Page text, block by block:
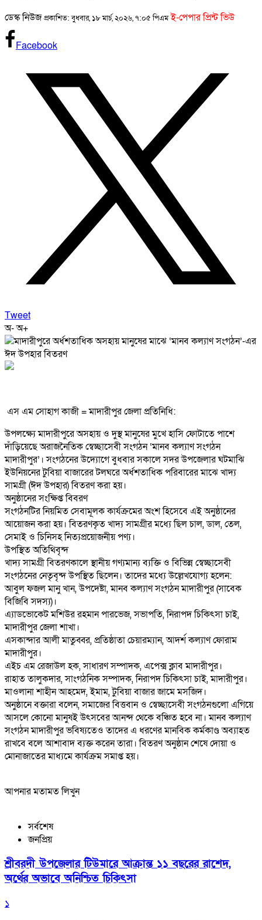
ডেস্ক নিউজপ্রকাশিত: বুধবার, ১৮ মার্চ, ২০২৬, ৭:০৫ পিএম ই-পেপার প্রিন্ট ভিউ
Facebook
Tweet
অ-অ+
​ এস এম সোহাগ কাজী = মাদারীপুর জেলা প্রতিনিধি:
উপলক্ষ্যে মাদারীপুরে অসহায় ও দুস্থ মানুষের মুখে হাসি ফোটাতে পাশে
দাঁড়িয়েছে অরাজনৈতিক স্বেচ্ছাসেবী সংগঠন ‘মানব কল্যাণ সংগঠন
মাদারীপুর’। সংগঠনের উদ্যোগে বুধবার সকালে সদর উপজেলার ঘটমাঝি
ইউনিয়নের টুবিয়া বাজারের টলঘরে অর্ধশতাধিক পরিবারের মাঝে খাদ্য
সামগ্রী (ঈদ উপহার) বিতরণ করা হয়।
​অনুষ্ঠানের সংক্ষিপ্ত বিবরণ
​সংগঠনটির নিয়মিত সেবামূলক কার্যক্রমের অংশ হিসেবে এই অনুষ্ঠানের
আয়োজন করা হয়। বিতরণকৃত খাদ্য সামগ্রীর মধ্যে ছিল চাল, ডাল, তেল,
সেমাই ও চিনিসহ নিত্যপ্রয়োজনীয় পণ্য।
​উপস্থিত অতিথিবৃন্দ
​খাদ্য সামগ্রী বিতরণকালে স্থানীয় গণ্যমান্য ব্যক্তি ও বিভিন্ন স্বেচ্ছাসেবী
সংগঠনের নেতৃবৃন্দ উপস্থিত ছিলেন। তাদের মধ্যে উল্লেখযোগ্য হলেন:
​আবুল ফজল মানু খান, উপদেষ্টা, মানব কল্যাণ সংগঠন মাদারীপুর (সাবেক
বিজিবি সদস্য)।
​এ্যাডভোকেট মশিউর রহমান পারভেজ, সভাপতি, নিরাপদ চিকিৎসা চাই,
মাদারীপুর জেলা শাখা।
​এসকান্দার আলী মাতুব্বর, প্রতিষ্ঠাতা চেয়ারম্যান, আদর্শ কল্যাণ ফোরাম
মাদারীপুর।
​এইচ এম রেজাউল হক, সাধারণ সম্পাদক, এপেক্স ক্লাব মাদারীপুর।
​রাহাত তালুকদার, সাংগঠনিক সম্পাদক, নিরাপদ চিকিৎসা চাই, মাদারীপুর।
​মাওলানা শাহীন আহমেদ, ইমাম, টুবিয়া বাজার জামে মসজিদ।
​অনুষ্ঠানে বক্তারা বলেন, সমাজের বিত্তবান ও স্বেচ্ছাসেবী সংগঠনগুলো এগিয়ে
আসলে কোনো মানুষই উৎসবের আনন্দ থেকে বঞ্চিত হবে না। মানব কল্যাণ
সংগঠন মাদারীপুর ভবিষ্যতেও তাদের এ ধরণের মানবিক কর্মকাণ্ড অব্যাহত
রাখবে বলে আশাবাদ ব্যক্ত করেন তারা। বিতরণ অনুষ্ঠান শেষে দোয়া ও
মোনাজাতের মাধ্যমে কার্যক্রম সমাপ্ত হয়।
আপনার মতামত লিখুন
সর্বশেষ
জনপ্রিয়
শ্রীবরদী উপজেলার টিউমারে আক্রান্ত ১১ বছরের রাশেদ,
অর্থের অভাবে অনিশ্চিত চিকিৎসা
১